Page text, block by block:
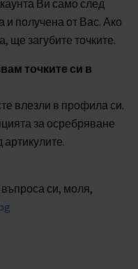
Ви само след
и получена от Вас. Ако
ще загубите точките.
точките си в
влезли в профила си.
за осребряване
си, моля,